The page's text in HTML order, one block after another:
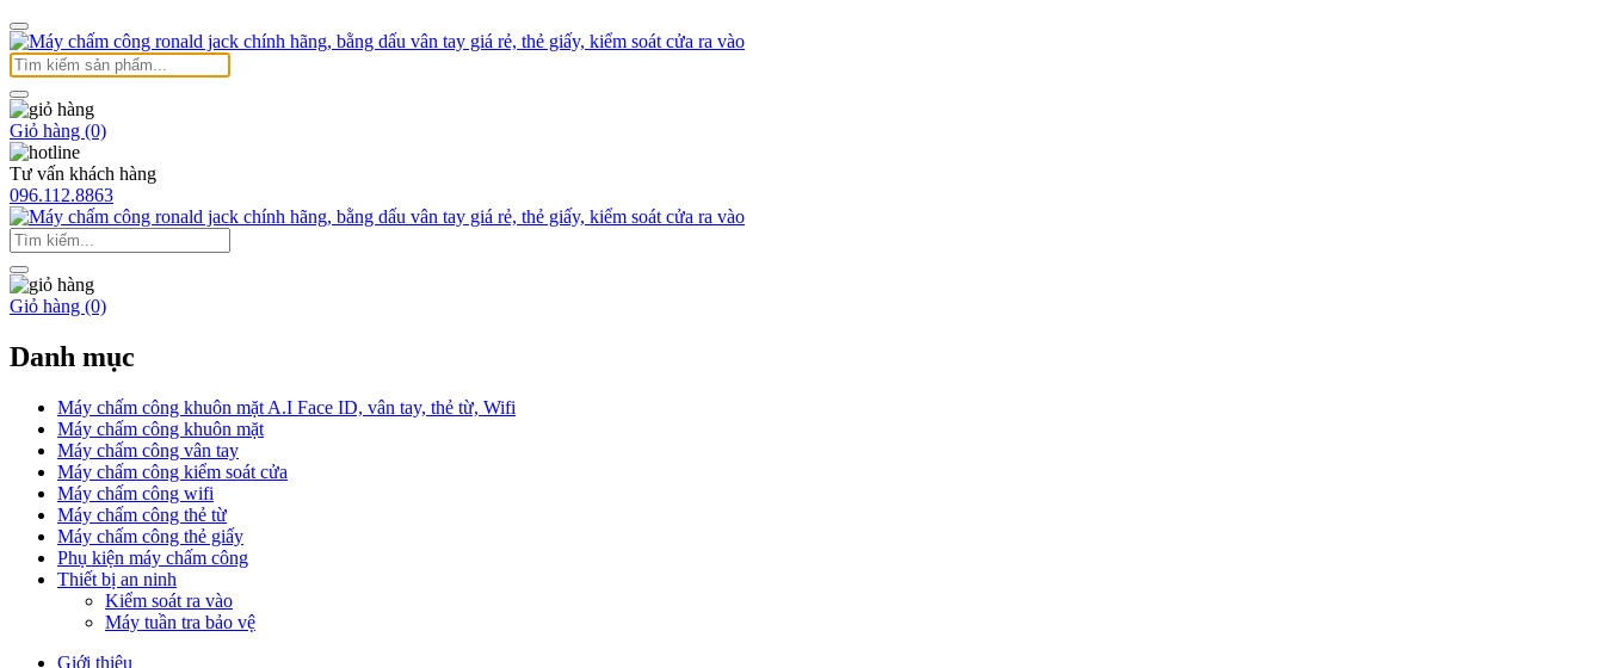
Giỏ hàng (0)
Tư vấn khách hàng
096.112.8863
Giỏ hàng (0)
Danh mục
Máy chấm công khuôn mặt A.I Face ID, vân tay, thẻ từ, Wifi
Máy chấm công khuôn mặt
Máy chấm công vân tay
Máy chấm công kiểm soát cửa
Máy chấm công wifi
Máy chấm công thẻ từ
Máy chấm công thẻ giấy
Phụ kiện máy chấm công
Thiết bị an ninh
Kiểm soát ra vào
Máy tuần tra bảo vệ
Giới thiệu